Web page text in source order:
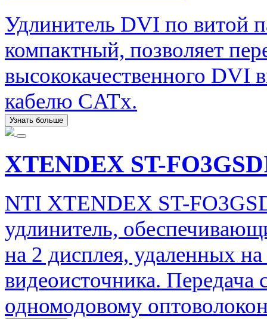
Удлинитель DVI по витой
компактный, позволяет
высококачественного DVI
кабелю CATx.
Узнать больше
XTENDEX ST-
NTI XTENDEX ST-
удлинитель,
на 2 дисплея, удаленных
видеоисточника. Передача
одномодовому